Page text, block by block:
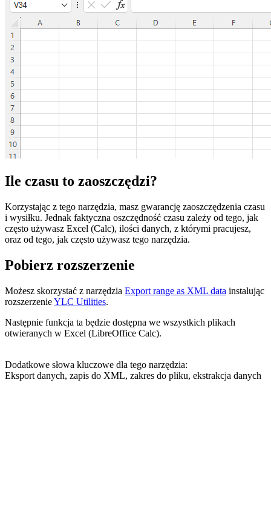
Ile czasu to zaoszczędzi?
Korzystając z tego narzędzia, masz gwarancję zaoszczędzenia czasu
i wysiłku. Jednak faktyczna oszczędność czasu zależy od tego, jak
często używasz Excel (Calc), ilości danych, z którymi pracujesz,
oraz od tego, jak często używasz tego narzędzia.
Pobierz rozszerzenie
Możesz skorzystać z narzędzia Export range as XML data instalując
rozszerzenieYLC Utilities.
Następnie funkcja ta będzie dostępna we wszystkich plikach
otwieranych w Excel (LibreOffice Calc).
Dodatkowe słowa kluczowe dla tego narzędzia:
Eksport danych, zapis do XML, zakres do pliku, ekstrakcja danych